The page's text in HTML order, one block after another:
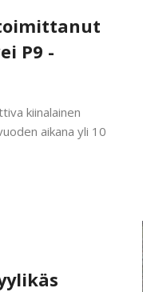
P9 -
kiinalainen
aikana yli 10